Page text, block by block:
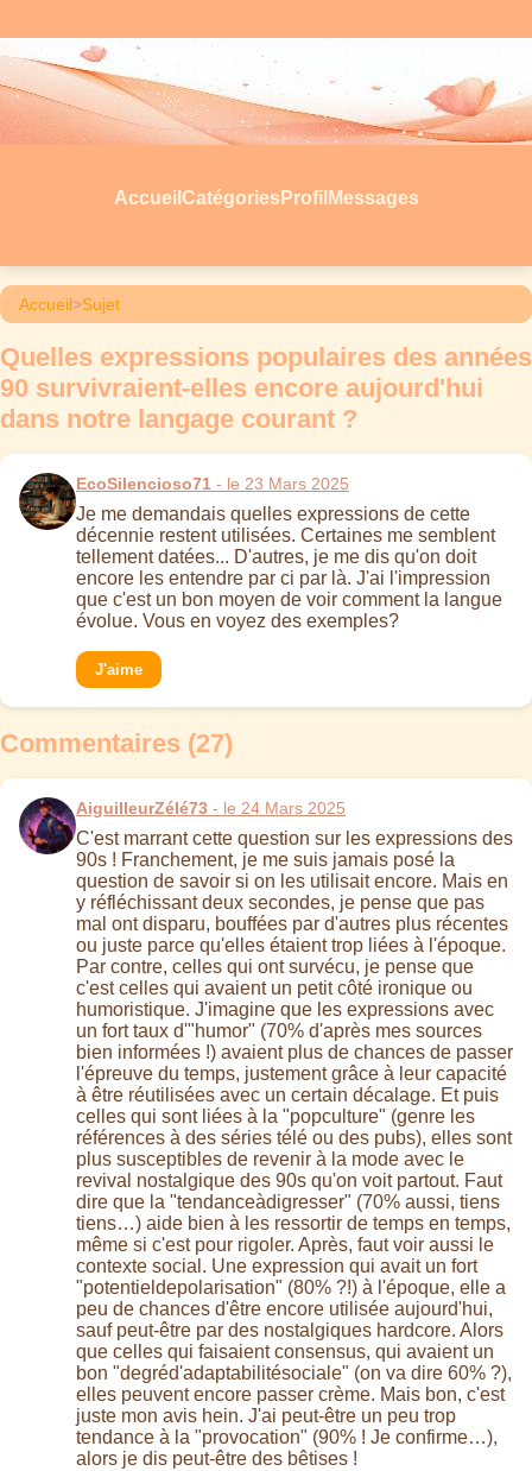
Accueil Catégories Profil Messages
Accueil>Sujet
Quelles expressions populaires des années
90 survivraient-elles encore aujourd'hui
dans notre langage courant ?
EcoSilencioso71 - le 23 Mars 2025
Je me demandais quelles expressions de cette
décennie restent utilisées. Certaines me semblent
tellement datées... D'autres, je me dis qu'on doit
encore les entendre par ci par là. J'ai l'impression
que c'est un bon moyen de voir comment la langue
évolue. Vous en voyez des exemples?
J'aime
Commentaires (27)
AiguilleurZélé73 - le 24 Mars 2025
C'est marrant cette question sur les expressions des
90s ! Franchement, je me suis jamais posé la
question de savoir si on les utilisait encore. Mais en
y réfléchissant deux secondes, je pense que pas
mal ont disparu, bouffées par d'autres plus récentes
ou juste parce qu'elles étaient trop liées à l'époque.
Par contre, celles qui ont survécu, je pense que
c'est celles qui avaient un petit côté ironique ou
humoristique. J'imagine que les expressions avec
un fort taux d'"humor" (70% d'après mes sources
bien informées !) avaient plus de chances de passer
l'épreuve du temps, justement grâce à leur capacité
à être réutilisées avec un certain décalage. Et puis
celles qui sont liées à la "popculture" (genre les
références à des séries télé ou des pubs), elles sont
plus susceptibles de revenir à la mode avec le
revival nostalgique des 90s qu'on voit partout. Faut
dire que la "tendanceàdigresser" (70% aussi, tiens
tiens…) aide bien à les ressortir de temps en temps,
même si c'est pour rigoler. Après, faut voir aussi le
contexte social. Une expression qui avait un fort
"potentieldepolarisation" (80% ?!) à l'époque, elle a
peu de chances d'être encore utilisée aujourd'hui,
sauf peut-être par des nostalgiques hardcore. Alors
que celles qui faisaient consensus, qui avaient un
bon "degréd'adaptabilitésociale" (on va dire 60% ?),
elles peuvent encore passer crème. Mais bon, c'est
juste mon avis hein. J'ai peut-être un peu trop
tendance à la "provocation" (90% ! Je confirme…),
alors je dis peut-être des bêtises !